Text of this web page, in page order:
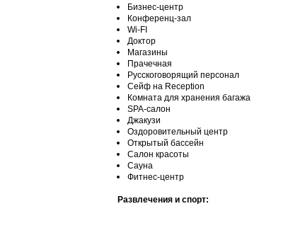
Бизнес-центр
Конференц-зал
Wi-FI
Доктор
Магазины
Прачечная
Русскоговорящий персонал
Сейф на Reception
Комната для хранения багажа
SPA-салон
Джакузи
Оздоровительный центр
Открытый бассейн
Салон красоты
Сауна
Фитнес-центр
Развлечения и спорт: